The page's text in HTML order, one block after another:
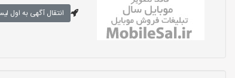
انتقال آگهی به اول